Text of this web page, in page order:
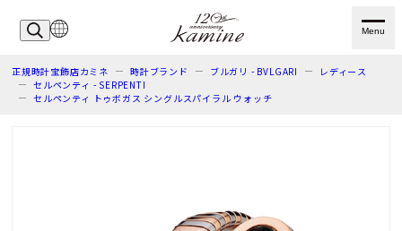
Menu
正規時計宝飾店カミネ 時計ブランド ブルガリ - BVLGARI
レディース
セルペンティ - SERPENTI
セルペンティ トゥボガス シングルスパイラル ウォッチ